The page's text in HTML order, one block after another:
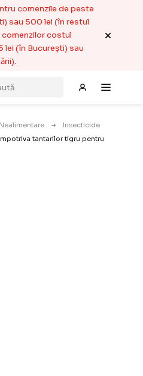
comenzile de peste
sau 500 lei (în restul
costul
lei (în București) sau
Insecticide
tantarilor tigru pentru